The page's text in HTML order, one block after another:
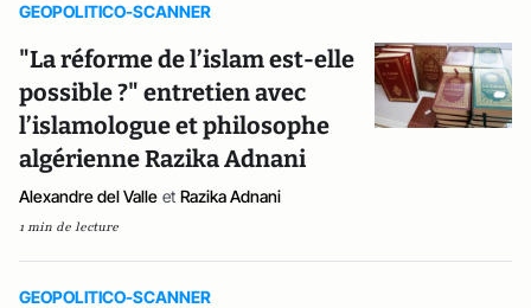
GEOPOLITICO-SCANNER
"La réforme de l’islam est-elle
possible ?" entretien avec
l’islamologue et philosophe
algérienne Razika Adnani
Alexandre del Valle et Razika Adnani
1 min de lecture
GEOPOLITICO-SCANNER